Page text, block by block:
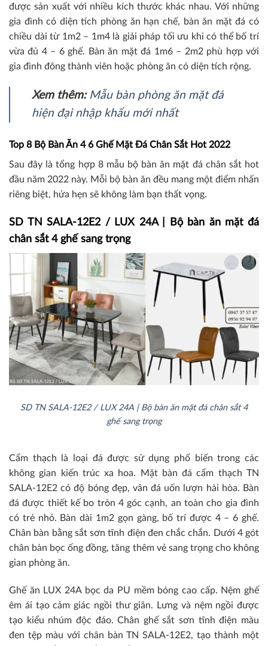
được sản xuất với nhiều kích thước khác nhau. Với những
gia đình có diện tích phòng ăn hạn chế, bàn ăn mặt đá có
chiều dài từ 1m2 – 1m4 là giải pháp tối ưu khi có thể bố trí
vừa đủ 4 – 6 ghế. Bàn ăn mặt đá 1m6 – 2m2 phù hợp với
gia đình đông thành viên hoặc phòng ăn có diện tích rộng.
Xem thêm: Mẫu bàn phòng ăn mặt đá
hiện đại nhập khẩu mới nhất
Top 8 Bộ Bàn Ăn 4 6 Ghế Mặt Đá Chân Sắt Hot 2022
Sau đây là tổng hợp 8 mẫu bộ bàn ăn mặt đá chân sắt hot
đầu năm 2022 này. Mỗi bộ bàn ăn đều mang một điểm nhấn
riêng biệt, hứa hẹn sẽ không làm bạn thất vọng.
SD TN SALA-12E2 / LUX 24A | Bộ bàn ăn mặt đá
chân sắt 4 ghế sang trọng
SD TN SALA-12E2 / LUX 24A | Bộ bàn ăn mặt đá chân sắt 4
ghế sang trọng
Cẩm thạch là loại đá được sử dụng phổ biến trong các
không gian kiến trúc xa hoa. Mặt bàn đá cẩm thạch TN
SALA-12E2 có độ bóng đẹp, vân đá uốn lượn hài hòa. Bàn
đá được thiết kế bo tròn 4 góc cạnh, an toàn cho gia đình
có trẻ nhỏ. Bàn dài 1m2 gọn gàng, bố trí được 4 – 6 ghế.
Chân bàn bằng sắt sơn tĩnh điện đen chắc chắn. Dưới 4 gót
chân bàn bọc ống đồng, tăng thêm vẻ sang trọng cho không
gian phòng ăn.
Ghế ăn LUX 24A bọc da PU mềm bóng cao cấp. Nệm ghế
êm ái tạo cảm giác ngồi thư giãn. Lưng và nệm ngồi được
tạo kiểu nhúm độc đáo. Chân ghế sắt sơn tĩnh điện màu
đen tệp màu với chân bàn TN SALA-12E2, tạo thành một